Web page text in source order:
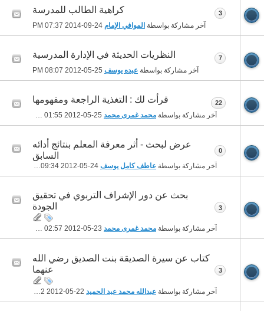
كراهية الطالب للمدرسة
آخر مشاركة بواسطة الموافي الإمام 07:37 PM
3
النظريات الحديثة في الإدارة المدرسية
آخر مشاركة بواسطة عبده يوسف 08:07 PM
7
قرأت لك : التغذية الراجعة ومفهومها
آخر مشاركة بواسطة محمد غمرى محمد 01:55 AM
22
عرض لبحث - أثر معرفة المعلم بنتائج أدائه
السابق
آخر مشاركة بواسطة عاطف كامل يوسف 09:34 AM
0
بحث عن دور الإشراف التربوي في تحقيق
الجودة
آخر مشاركة بواسطة محمد غمرى محمد 02:57 PM
3
كتاب عن سيرة الصديقة بنت الصديق رضي الله
عنهما
آخر مشاركة بواسطة عبدالله محمد عبد الحميد 12:32 AM
3